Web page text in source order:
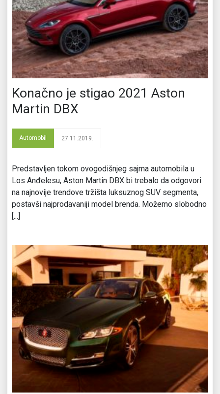
Konačno je stigao 2021 Aston
Martin DBX
Automobil 27.11.2019.
Predstavljen tokom ovogodišnjeg sajma automobila u
Los Anđelesu, Aston Martin DBX bi trebalo da odgovori
na najnovije trendove tržišta luksuznog SUV segmenta,
postavši najprodavaniji model brenda. Možemo slobodno
[...]